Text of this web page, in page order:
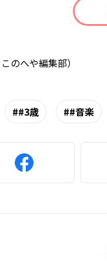
のへや編集部）
#3歳 #音楽